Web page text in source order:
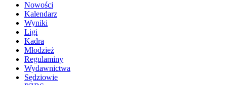
Nowości
Kalendarz
Wyniki
Ligi
Kadra
Młodzież
Regulaminy
Wydawnictwa
Sędziowie